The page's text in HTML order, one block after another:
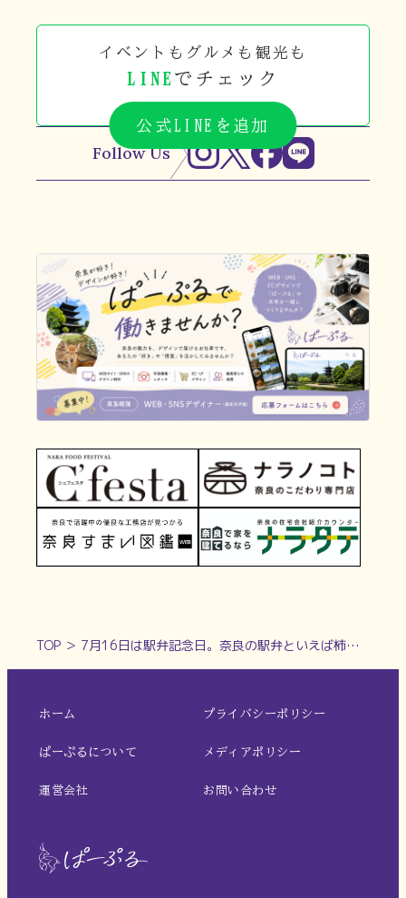
イベントもグルメも観光も
LINE でチェック
公式LINEを追加
Follow Us
TOP ＞ 7月16日は駅弁記念日。奈良の駅弁といえば柿の葉寿司！【奈良県的今日は何の日】
ホーム
ぱーぷるについて
運営会社
プライバシーポリシー
メディアポリシー
お問い合わせ